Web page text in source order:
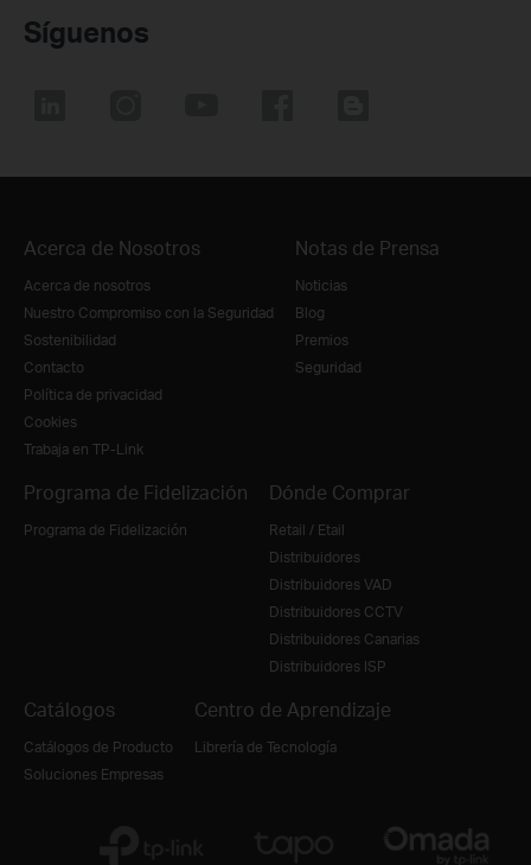
Síguenos
Acerca de Nosotros
Acerca de nosotros
Nuestro Compromiso con la Seguridad
Sostenibilidad
Contacto
Política de privacidad
Cookies
Trabaja en TP-Link
Notas de Prensa
Noticias
Blog
Premios
Seguridad
Programa de Fidelización
Programa de Fidelización
Dónde Comprar
Retail / Etail
Distribuidores
Distribuidores VAD
Distribuidores CCTV
Distribuidores Canarias
Distribuidores ISP
Catálogos
Catálogos de Producto
Soluciones Empresas
Centro de Aprendizaje
Librería de Tecnología